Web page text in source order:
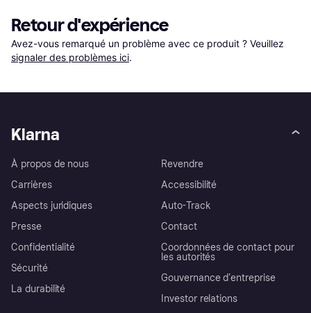
Retour d'expérience
Avez-vous remarqué un problème avec ce produit ? Veuillez
signaler des problèmes ici.
Klarna
À propos de nous
Carrières
Aspects juridiques
Presse
Confidentialité
Sécurité
La durabilité
Revendre
Accessibilité
Auto-Track
Contact
Coordonnées de contact pour
les autorités
Gouvernance d’entreprise
Investor relations